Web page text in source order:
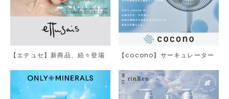
【エテュセ】新商品、続々登場 【cocono】サーキュレーター